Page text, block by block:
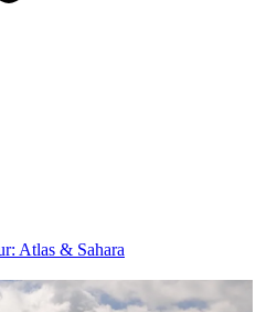
Atlas & Sahara